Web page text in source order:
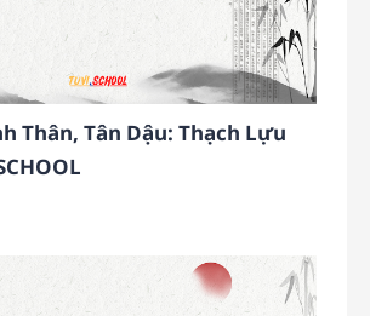
Thân, Tân Dậu: Thạch Lựu